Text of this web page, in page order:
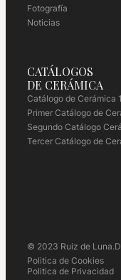
Fotografía
Noticias
CATÁLOGOS
DE CERÁMICA
Catálogo de Cerámica
Primer Catálogo de
Segundo Catálogo
Tercer Catálogo de
© 2023 Ruiz de Luna.
Politica de Cookies
Politica de Privacidad